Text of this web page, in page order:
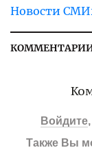
Новости
Войдите
Также Вы